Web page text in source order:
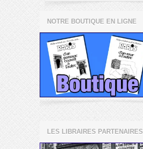
NOTRE BOUTIQUE EN LIGNE
LES LIBRAIRES PARTENAIRES